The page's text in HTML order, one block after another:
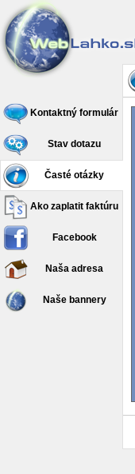
Kontaktný formulár
Stav dotazu
Časté otázky
Ako zaplatit faktúru
Facebook
Naša adresa
Naše bannery